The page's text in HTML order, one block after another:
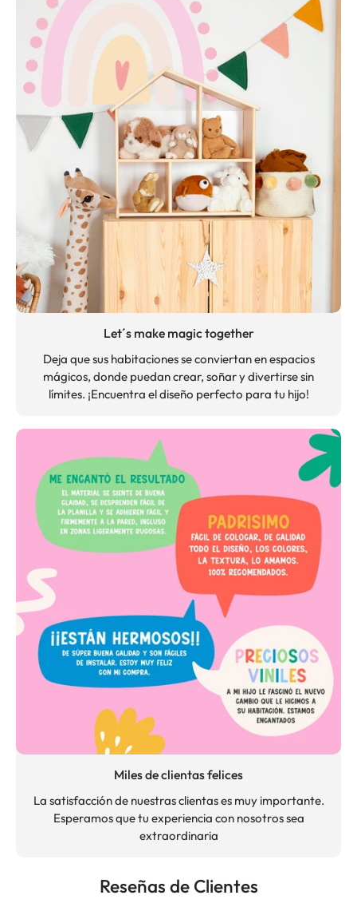
Let´s make magic together
Deja que sus habitaciones se conviertan en espacios
mágicos, donde puedan crear, soñar y divertirse sin
límites. ¡Encuentra el diseño perfecto para tu hijo!
Miles de clientas felices
La satisfacción de nuestras clientas es muy importante.
Esperamos que tu experiencia con nosotros sea
extraordinaria
Reseñas de Clientes